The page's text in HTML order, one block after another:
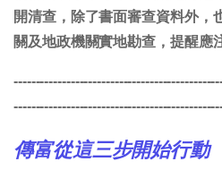
開清查，除了書面審查資料外，
關及地政機關實地勘查，提醒應
傳富從這三步開始行動